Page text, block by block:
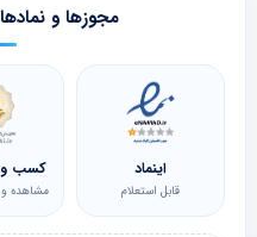
مجوزها و
اینماد
قابل استعلام
کسب و
مشاهده و